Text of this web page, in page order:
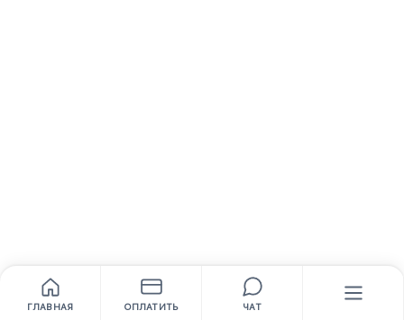
ГЛАВНАЯ ОПЛАТИТЬ ЧАТ